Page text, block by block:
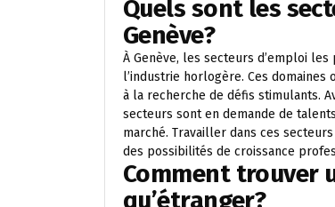
Quels sont les
Genève?
À Genève, les secteurs d’emploi
l’industrie horlogère. Ces
à la recherche de défis stimulants.
secteurs sont en demande de
marché. Travailler dans ces
des possibilités de croissance
Comment trouver
qu’étranger?